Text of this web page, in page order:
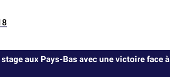
aux Pays-Bas avec une victoire face à